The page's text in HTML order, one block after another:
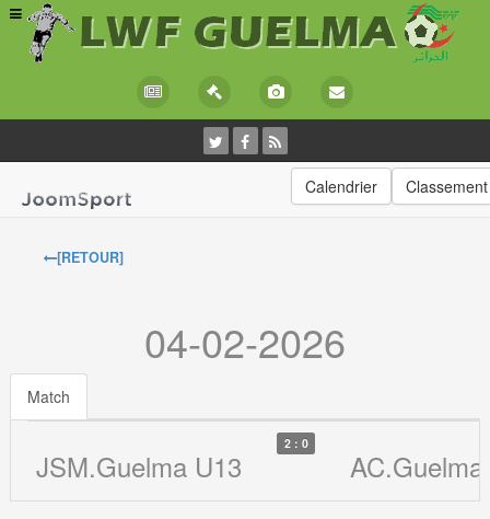
Calendrier Classement
[RETOUR]
04-02-2026
Match
JSM.Guelma U13
2 : 0